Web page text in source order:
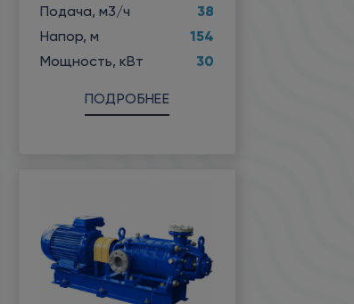
Подача, м3/ч
38
Напор, м
154
Мощность, кВт
30
ПОДРОБНЕЕ